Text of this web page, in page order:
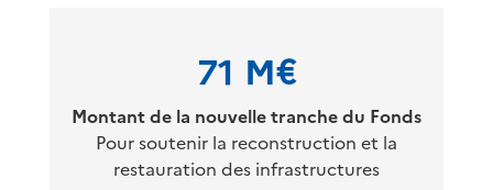
71 M€
Montant de la nouvelle tranche du Fonds
Pour soutenir la reconstruction et la
restauration des infrastructures